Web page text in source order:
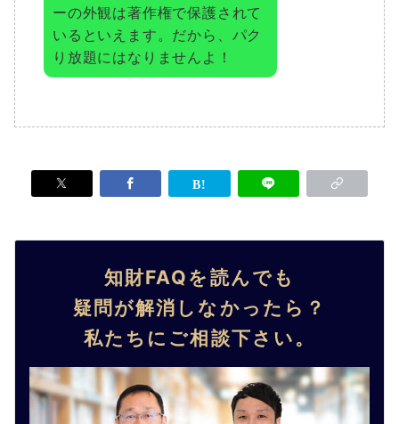
ーの外観は著作権で保護されて
いるといえます。だから、パク
り放題にはなりませんよ！
知財FAQを読んでも
疑問が解消しなかったら？
私たちにご相談下さい。